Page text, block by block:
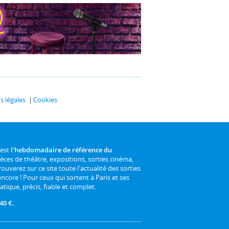
légales Cookies
l'hebdomadaire de référence du
de théâtre, expositions, sorties cinéma,
sur ce site toute l'actualité des sorties
! Pour ceux qui sortent à Paris et ses
précis, fiable et complet.
€.